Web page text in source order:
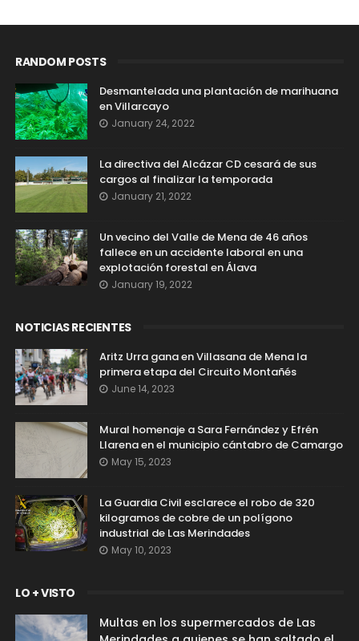
RANDOM POSTS
Desmantelada una plantación de marihuana
en Villarcayo
January 24, 2022
La directiva del Alcázar CD cesará de sus
cargos al finalizar la temporada
January 21, 2022
Un vecino del Valle de Mena de 46 años
fallece en un accidente laboral en una
explotación forestal en Álava
January 19, 2022
NOTICIAS RECIENTES
Aritz Urra gana en Villasana de Mena la
primera etapa del Circuito Montañés
June 14, 2023
Mural homenaje a Sara Fernández y Efrén
Llarena en el municipio cántabro de Camargo
May 15, 2023
La Guardia Civil esclarece el robo de 320
kilogramos de cobre de un polígono
industrial de Las Merindades
May 10, 2023
LO + VISTO
Multas en los supermercados de Las